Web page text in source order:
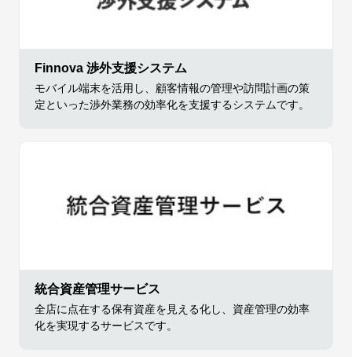
Finnova 渉外支援システム
モバイル端末を活用し、顧客情報の管理や訪問計画の策
定といった渉外業務の効率化を支援するシステムです。
統合資産管理サービス
全店に点在する保有資産を見える化し、資産管理の効率
化を実現するサービスです。